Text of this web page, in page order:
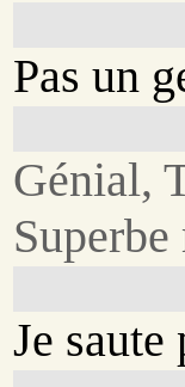
Pas un
Génial,
Je saute